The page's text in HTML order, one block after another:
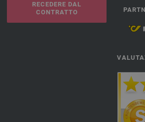
RECEDERE DAL
CONTRATTO